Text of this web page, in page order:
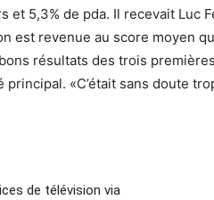
et 5,3% de pda. Il recevait Luc
est revenue au score moyen
résultats des trois
principal. «C’était sans doute
de télévision via